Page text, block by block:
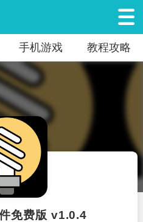
手机游戏 教程攻略
免费版 v1.0.4